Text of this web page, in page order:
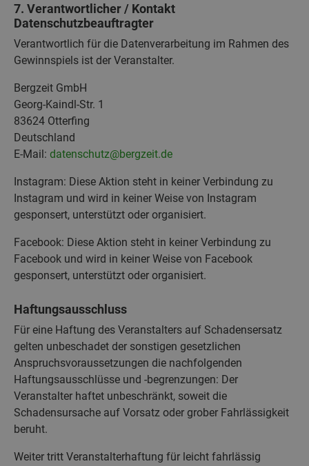
7. Verantwortlicher / Kontakt
Datenschutzbeauftragter
Verantwortlich für die Datenverarbeitung im Rahmen des
Gewinnspiels ist der Veranstalter.
Bergzeit GmbH
Georg-Kaindl-Str. 1
83624 Otterfing
Deutschland
E-Mail: datenschutz@bergzeit.de
Instagram: Diese Aktion steht in keiner Verbindung zu
Instagram und wird in keiner Weise von Instagram
gesponsert, unterstützt oder organisiert.
Facebook: Diese Aktion steht in keiner Verbindung zu
Facebook und wird in keiner Weise von Facebook
gesponsert, unterstützt oder organisiert.
Haftungsausschluss
Für eine Haftung des Veranstalters auf Schadensersatz
gelten unbeschadet der sonstigen gesetzlichen
Anspruchsvoraussetzungen die nachfolgenden
Haftungsausschlüsse und -begrenzungen: Der
Veranstalter haftet unbeschränkt, soweit die
Schadensursache auf Vorsatz oder grober Fahrlässigkeit
beruht.
Weiter tritt Veranstalterhaftung für leicht fahrlässig